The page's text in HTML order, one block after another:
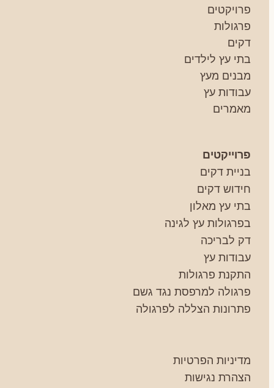
פרויקטים
פרגולות
דקים
בתי עץ לילדים
מבנים מעץ
עבודות עץ
מאמרים
פרוייקטים
בניית דקים
חידוש דקים
בתי עץ מאלון
בפרגולות עץ לגינה
דק לבריכה
עבודות עץ
התקנת פרגולות
פרגולה למרפסת נגד גשם
פתרונות הצללה לפרגולה
מדיניות הפרטיות
הצהרת נגישות